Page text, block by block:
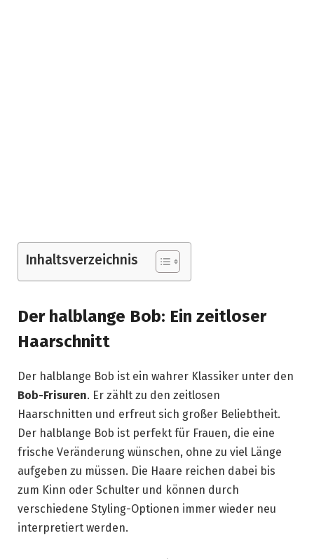
Inhaltsverzeichnis
Der halblange Bob: Ein zeitloser
Haarschnitt
Der halblange Bob ist ein wahrer Klassiker unter den
Bob-Frisuren. Er zählt zu den zeitlosen
Haarschnitten und erfreut sich großer Beliebtheit.
Der halblange Bob ist perfekt für Frauen, die eine
frische Veränderung wünschen, ohne zu viel Länge
aufgeben zu müssen. Die Haare reichen dabei bis
zum Kinn oder Schulter und können durch
verschiedene Styling-Optionen immer wieder neu
interpretiert werden.